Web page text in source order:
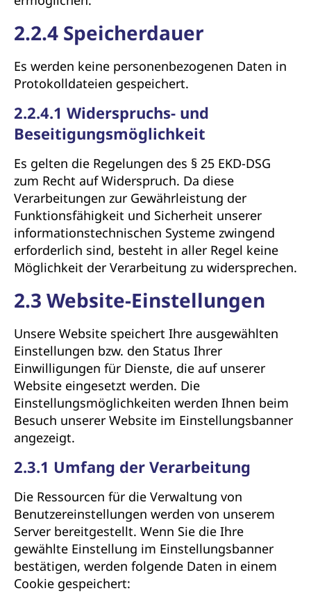
2.2.4 Speicherdauer
Es werden keine personenbezogenen Daten in
Protokolldateien gespeichert.
2.2.4.1 Widerspruchs- und
Beseitigungsmöglichkeit
Es gelten die Regelungen des § 25 EKD-DSG
zum Recht auf Widerspruch. Da diese
Verarbeitungen zur Gewährleistung der
Funktionsfähigkeit und Sicherheit unserer
informationstechnischen Systeme zwingend
erforderlich sind, besteht in aller Regel keine
Möglichkeit der Verarbeitung zu widersprechen.
2.3 Website-Einstellungen
Unsere Website speichert Ihre ausgewählten
Einstellungen bzw. den Status Ihrer
Einwilligungen für Dienste, die auf unserer
Website eingesetzt werden. Die
Einstellungsmöglichkeiten werden Ihnen beim
Besuch unserer Website im Einstellungsbanner
angezeigt.
2.3.1 Umfang der Verarbeitung
Die Ressourcen für die Verwaltung von
Benutzereinstellungen werden von unserem
Server bereitgestellt. Wenn Sie die Ihre
gewählte Einstellung im Einstellungsbanner
bestätigen, werden folgende Daten in einem
Cookie gespeichert: